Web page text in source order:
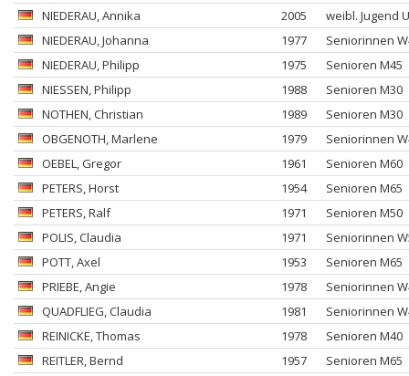
NIEDERAU, Annika 2005
weibl. Jugend
NIEDERAU, Johanna 1977
Seniorinnen
NIEDERAU, Philipp 1975
Senioren M45
NIESSEN
, Philipp 1988
Senioren M30
NOTHEN, Christian 1989
Senioren M30
OBGENOTH, Marlene 1979
Seniorinnen
OEBEL, Gregor 1961
Senioren M60
PETERS, Horst 1954
Senioren M65
PETERS, Ralf 1971
Senioren M50
POLIS, Claudia 1971
Seniorinnen
POTT, Axel 1953
Senioren M65
PRIEBE, Angie 1978
Seniorinnen
QUADFLIEG, Claudia 1981
Seniorinnen
REINICKE, Thomas 1978
Senioren M40
REITLER, Bernd 1957
Senioren M65